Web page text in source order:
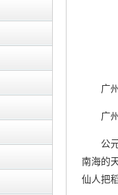
广
广
公
南海的
仙人把